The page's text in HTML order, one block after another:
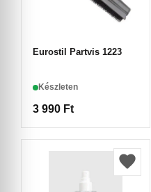
Eurostil Partvis 1223
Készleten
3 990 Ft